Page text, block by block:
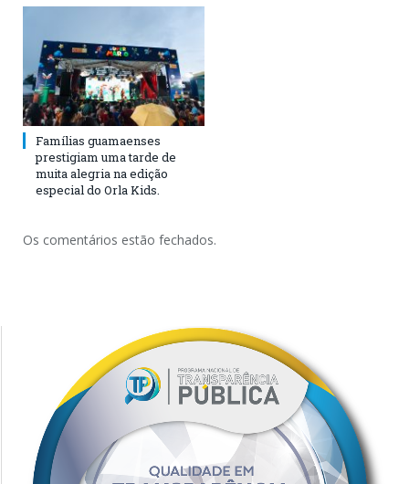
Famílias guamaenses
prestigiam uma tarde de
muita alegria na edição
especial do Orla Kids.
Os comentários estão fechados.